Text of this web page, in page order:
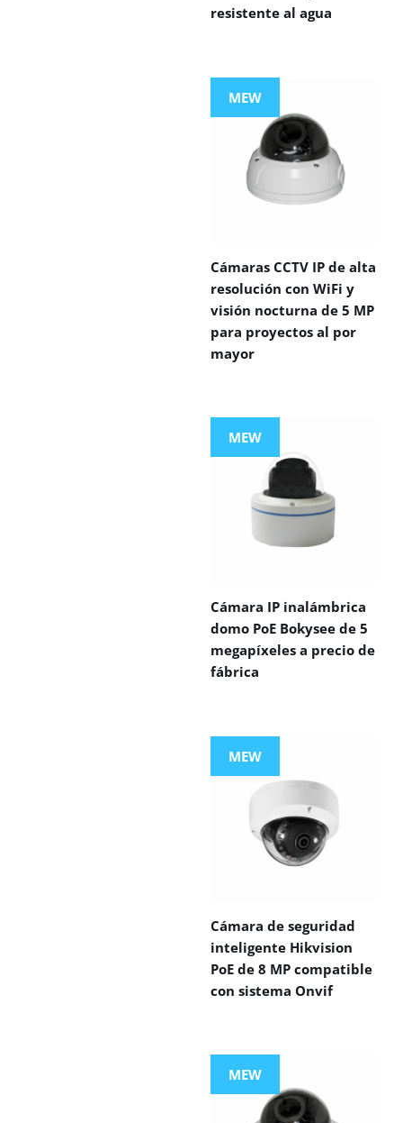
resistente al agua
MEW
Cámaras CCTV IP de alta
resolución con WiFi y
visión nocturna de 5 MP
para proyectos al por
mayor
MEW
Cámara IP inalámbrica
domo PoE Bokysee de 5
megapíxeles a precio de
fábrica
MEW
Cámara de seguridad
inteligente Hikvision
PoE de 8 MP compatible
con sistema Onvif
MEW